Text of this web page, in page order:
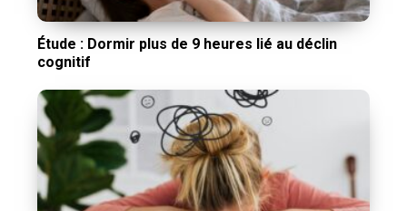
Étude : Dormir plus de 9 heures lié au déclin
cognitif